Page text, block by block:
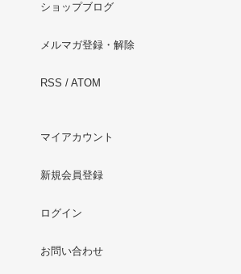
ショップブログ
メルマガ登録・解除
RSS / ATOM
マイアカウント
新規会員登録
ログイン
お問い合わせ